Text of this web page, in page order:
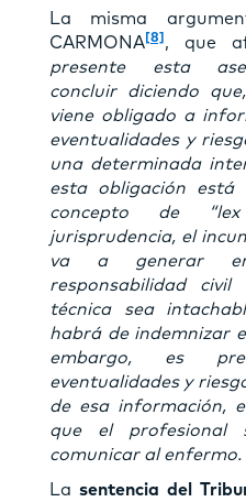
La misma
CARMONA[8] , que
presente esta
concluir diciendo
viene obligado a
eventualidades y
una determinada
esta obligación está
concepto de
jurisprudencia, el
va a generar
responsabilidad
técnica sea
habrá de indemnizar
embargo, es
eventualidades y
de esa información,
que el profesional
comunicar al enfermo.
La sentencia del